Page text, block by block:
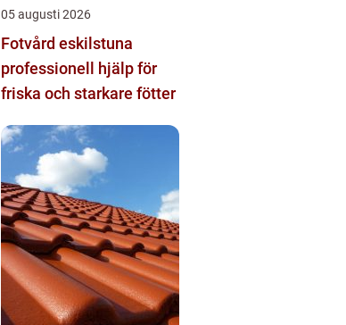
05 augusti 2026
Fotvård eskilstuna
professionell hjälp för
friska och starkare fötter